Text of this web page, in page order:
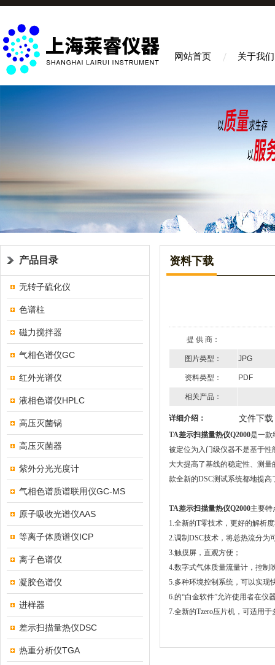
网站首页 关于我们
产品目录
无转子硫化仪
色谱柱
磁力搅拌器
气相色谱仪GC
红外光谱仪
液相色谱仪HPLC
高压灭菌锅
高压灭菌器
紫外分光光度计
气相色谱质谱联用仪GC-MS
原子吸收光谱仪AAS
等离子体质谱仪ICP
离子色谱仪
凝胶色谱仪
进样器
差示扫描量热仪DSC
热重分析仪TGA
资料下载
提 供 商：
图片类型： JPG
资料类型： PDF
相关产品：
详细介绍： 文件下载
TA差示扫描量热仪Q2000是一款
被定位为入门级仪器不是基于
大大提高了基线的稳定性、测
款全新的DSC测试系统都地提高
TA差示扫描量热仪Q2000主要特
1.全新的T零技术，更好的解析
2.调制DSC技术，将总热流分为
3.触摸屏，直观方便；
4.数字式气体质量流量计，控制
5.多种环境控制系统，可以实现
6.的“白金软件”允许使用者在仪
7.全新的Tzero压片机，可适用